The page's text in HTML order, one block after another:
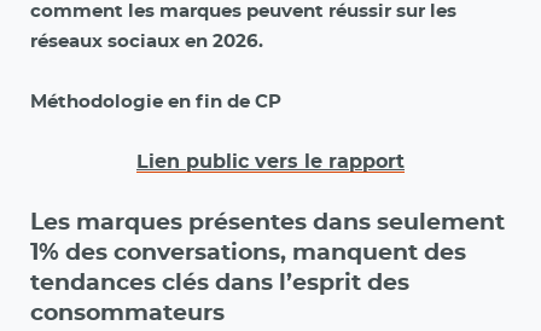
comment les marques peuvent réussir sur les
réseaux sociaux en 2026.
Méthodologie en fin de CP
Lien public vers le rapport
Les marques présentes dans seulement
1% des conversations, manquent des
tendances clés dans l’esprit des
consommateurs